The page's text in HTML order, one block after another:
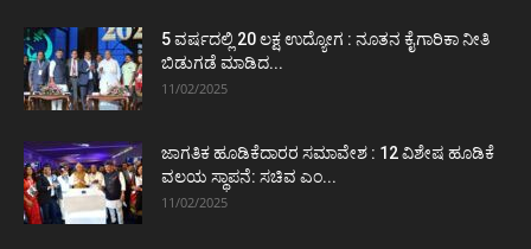
5 ವರ್ಷದಲ್ಲಿ 20 ಲಕ್ಷ ಉದ್ಯೋಗ : ನೂತನ ಕೈಗಾರಿಕಾ ನೀತಿ
ಬಿಡುಗಡೆ ಮಾಡಿದ...
11/02/2025
ಜಾಗತಿಕ ಹೂಡಿಕೆದಾರರ ಸಮಾವೇಶ : 12 ವಿಶೇಷ ಹೂಡಿಕೆ
ವಲಯ ಸ್ಥಾಪನೆ: ಸಚಿವ ಎಂ...
11/02/2025